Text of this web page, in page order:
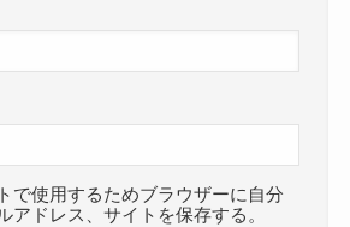
で使用するためブラウザーに自分
アドレス、サイトを保存する。